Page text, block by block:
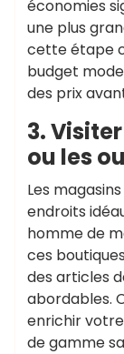
économies
une plus
cette étape
budget
des prix
3.
ou les
Les
endroits
homme de
ces
des articles
abordables.
enrichir
de gamme